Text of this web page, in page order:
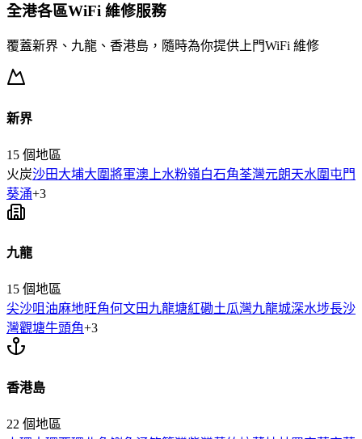
全港各區WiFi 維修服務
覆蓋新界、九龍、香港島，隨時為你提供上門WiFi 維修
新界
15 個地區
火炭沙田大埔大圍將軍澳 上水粉嶺白石角荃灣元朗天水圍 屯門
葵涌+3
九龍
15 個地區
尖沙咀 油麻地旺角何文田九龍塘紅磡土瓜灣九龍城深水埗長沙
灣觀塘牛頭角+3
香港島
22 個地區